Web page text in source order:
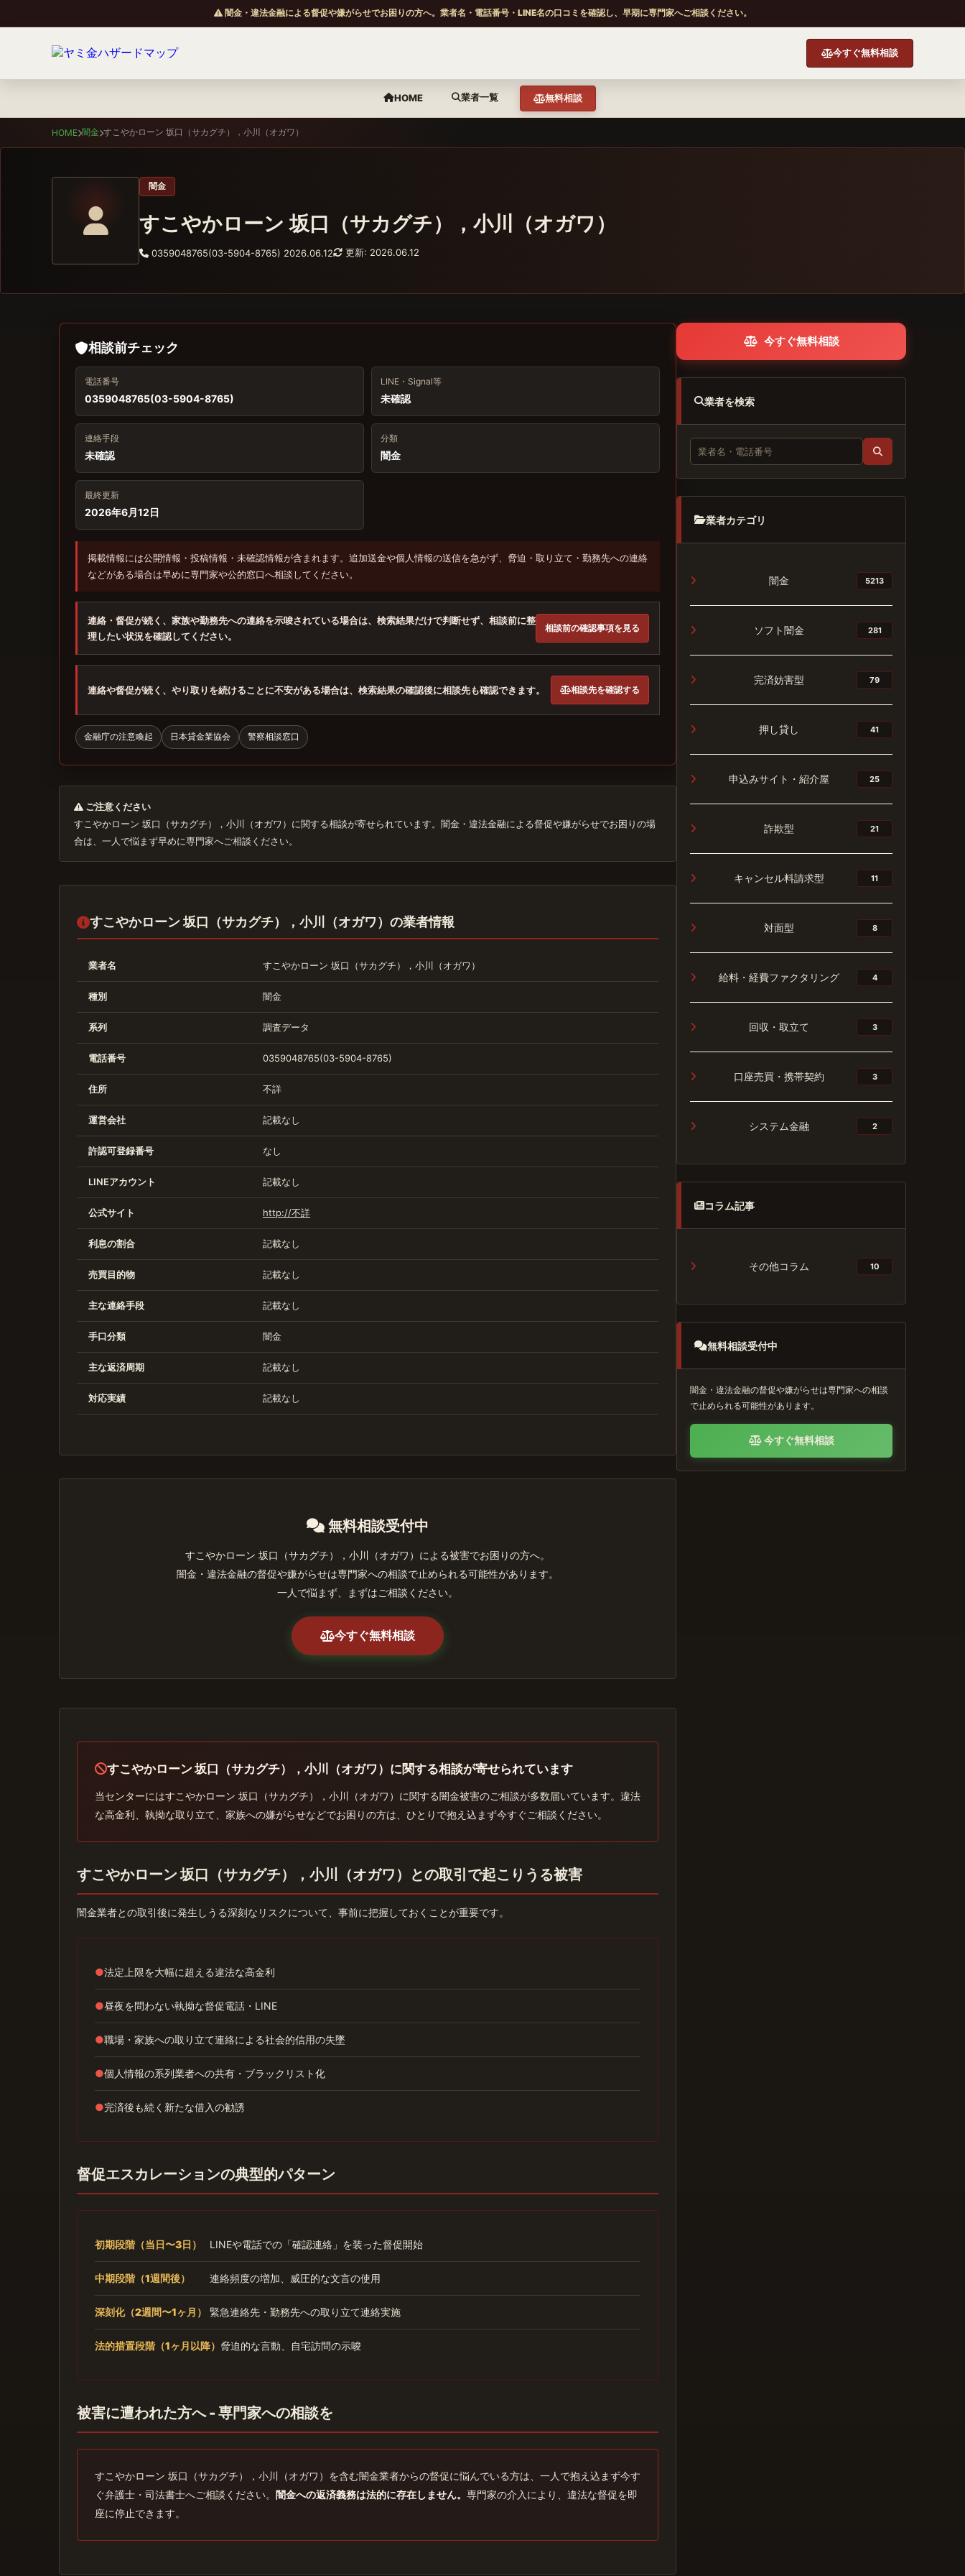
闇金・違法金融による督促や嫌がらせでお困りの方へ。業者名・電話番号・LINE名の口コミを確認し、早期に専門家へご相談ください。
今すぐ無料相談
HOME 業者一覧 無料相談
HOME 闇金 すこやかローン 坂口（サカグチ），小川（オガワ）
闇金
すこやかローン 坂口（サカグチ），小川（オガワ）
0359048765(03-5904-8765) 2026.06.12 更新: 2026.06.12
相談前チェック
電話番号
0359048765(03-5904-8765)
LINE・Signal等
未確認
連絡手段
未確認
分類
闇金
最終更新
2026年6月12日
掲載情報には公開情報・投稿情報・未確認情報が含まれます。追加送金や個人情報の送信を急がず、脅迫・取り立て・勤務先への連絡
などがある場合は早めに専門家や公的窓口へ相談してください。
連絡・督促が続く、家族や勤務先への連絡を示唆されている場合は、検索結果だけで判断せず、相談前に整
理したい状況を確認してください。
相談前の確認事項を見る
連絡や督促が続く、やり取りを続けることに不安がある場合は、検索結果の確認後に相談先も確認できます。 相談先を確認する
金融庁の注意喚起 日本貸金業協会 警察相談窓口
ご注意ください
すこやかローン 坂口（サカグチ），小川（オガワ）に関する相談が寄せられています。闇金・違法金融による督促や嫌がらせでお困りの場
合は、一人で悩まず早めに専門家へご相談ください。
すこやかローン 坂口（サカグチ），小川（オガワ）の業者情報
業者名 すこやかローン 坂口（サカグチ），小川（オガワ）
種別 闇金
系列 調査データ
電話番号 0359048765(03-5904-8765)
住所 不詳
運営会社 記載なし
許認可登録番号 なし
LINEアカウント 記載なし
公式サイト http://不詳
利息の割合 記載なし
売買目的物 記載なし
主な連絡手段 記載なし
手口分類 闇金
主な返済周期 記載なし
対応実績 記載なし
無料相談受付中
すこやかローン 坂口（サカグチ），小川（オガワ）による被害でお困りの方へ。
闇金・違法金融の督促や嫌がらせは専門家への相談で止められる可能性があります。
一人で悩まず、まずはご相談ください。
今すぐ無料相談
すこやかローン 坂口（サカグチ），小川（オガワ）に関する相談が寄せられています
当センターにはすこやかローン 坂口（サカグチ），小川（オガワ）に関する闇金被害のご相談が多数届いています。違法
な高金利、執拗な取り立て、家族への嫌がらせなどでお困りの方は、ひとりで抱え込まず今すぐご相談ください。
すこやかローン 坂口（サカグチ），小川（オガワ）との取引で起こりうる被害
闇金業者との取引後に発生しうる深刻なリスクについて、事前に把握しておくことが重要です。
●法定上限を大幅に超える違法な高金利
●昼夜を問わない執拗な督促電話・LINE
●職場・家族への取り立て連絡による社会的信用の失墜
●個人情報の系列業者への共有・ブラックリスト化
●完済後も続く新たな借入の勧誘
督促エスカレーションの典型的パターン
初期段階（当日〜3日） LINEや電話での「確認連絡」を装った督促開始
中期段階（1週間後） 連絡頻度の増加、威圧的な文言の使用
深刻化（2週間〜1ヶ月） 緊急連絡先・勤務先への取り立て連絡実施
法的措置段階（1ヶ月以降） 脅迫的な言動、自宅訪問の示唆
被害に遭われた方へ - 専門家への相談を
すこやかローン 坂口（サカグチ），小川（オガワ）を含む闇金業者からの督促に悩んでいる方は、一人で抱え込まず今す
ぐ弁護士・司法書士へご相談ください。 闇金への返済義務は法的に存在しません。 専門家の介入により、違法な督促を即
座に停止できます。
今すぐ無料相談
業者を検索
業者カテゴリ
闇金 5213
ソフト闇金 281
完済妨害型 79
押し貸し 41
申込みサイト・紹介屋 25
詐欺型 21
キャンセル料請求型 11
対面型 8
給料・経費ファクタリング 4
回収・取立て 3
口座売買・携帯契約 3
システム金融 2
コラム記事
その他コラム 10
無料相談受付中
闇金・違法金融の督促や嫌がらせは専門家への相談
で止められる可能性があります。
今すぐ無料相談